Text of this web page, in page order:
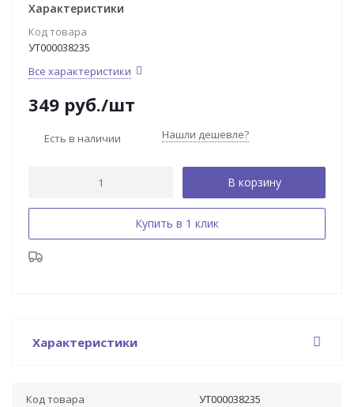
Характеристики
Код товара
УТ000038235
Все характеристики
349 руб./шт
Есть в наличии Нашли дешевле?
В корзину
Купить в 1 клик
Характеристики
Код товара УТ000038235